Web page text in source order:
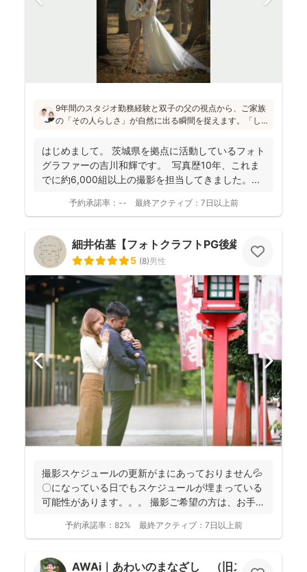
9年間のスタジオ勤務経験と双子の父の視点から、ご家族
の「その人らしさ」が自然に出る瞬間を捉えます。「し
ても「楽しかった！」と気持ちがよみがえる写真を残す
ことを、心がけて活動されていらっしゃいます！
はじめまして。 茨城県を拠点に活動しているフォト
グラファーの吉川和輝です。 写真歴10年、これま
でに約6,000組以上の撮影を担当してきました。 ...
予約承諾率： -- 最終アクティブ： 7日以上前
細井佑基【フォトクラフトPG後継ぎ】
5 (8)男性
撮影スケジュールの更新がまにあっておりません💦
〇になっている日でもスケジュールが埋まっている
可能性があります。。。 撮影ご希望の方は、お手数
予約承諾率： 82% 最終アクティブ： 7日以上前
AWAi｜あわいのまなざし （旧スマイルツリ